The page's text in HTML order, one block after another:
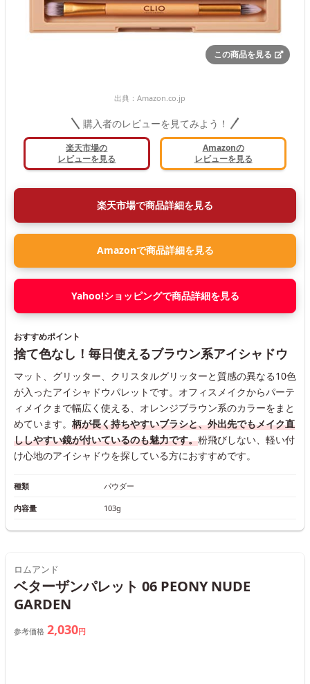
この商品を見る
出典： Amazon.co.jp
購入者のレビューを見てみよう！
楽天市場の
レビューを見る
Amazonの
レビューを見る
楽天市場で商品詳細を見る
Amazonで商品詳細を見る
Yahoo!ショッピングで商品詳細を見る
おすすめポイント
捨て色なし！毎日使えるブラウン系アイシャドウ
マット、グリッター、クリスタルグリッターと質感の異なる10色
が入ったアイシャドウパレットです。オフィスメイクからパーテ
ィメイクまで幅広く使える、オレンジブラウン系のカラーをまと
めています。 柄が長く持ちやすいブラシと、外出先でもメイク直
ししやすい鏡が付いているのも魅力です。粉飛びしない、軽い付
け心地のアイシャドウを探している方におすすめです。
種類 パウダー
内容量 103g
ロムアンド
ベターザンパレット 06 PEONY NUDE
GARDEN
参考価格 2,030円